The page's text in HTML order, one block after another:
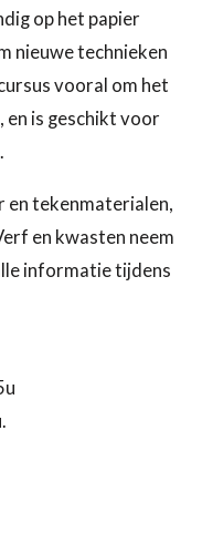
op het papier
nieuwe technieken
vooral om het
en is geschikt voor
en tekenmaterialen,
en kwasten neem
informatie tijdens